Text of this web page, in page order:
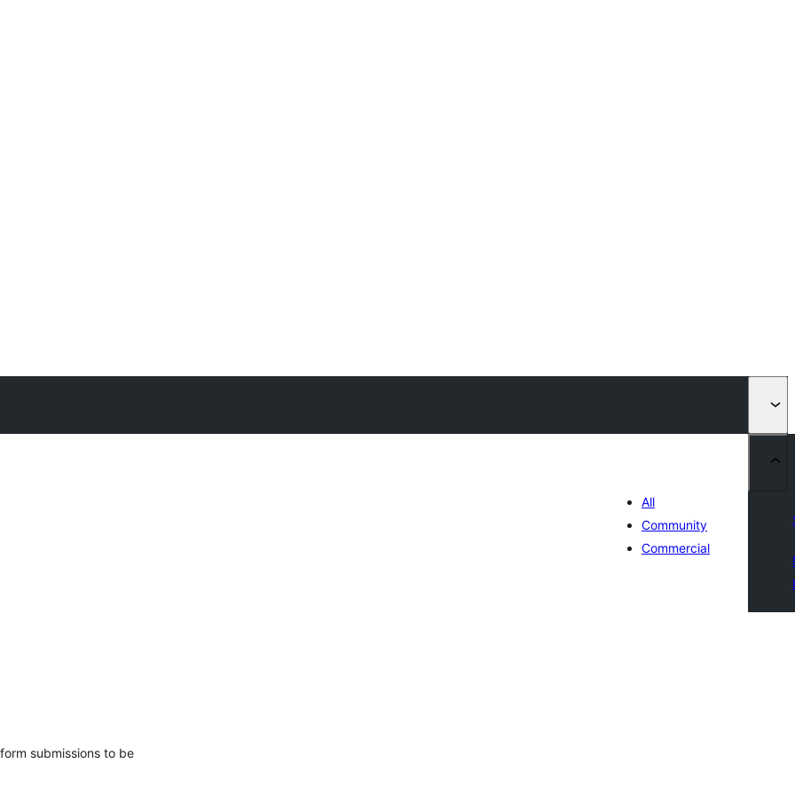
All
Community
Commercial
submissions to be